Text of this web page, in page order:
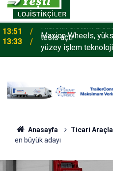
13:33
Maxion Wheels,
yüzey işlem
Anasayfa Ticari
en büyük adayı